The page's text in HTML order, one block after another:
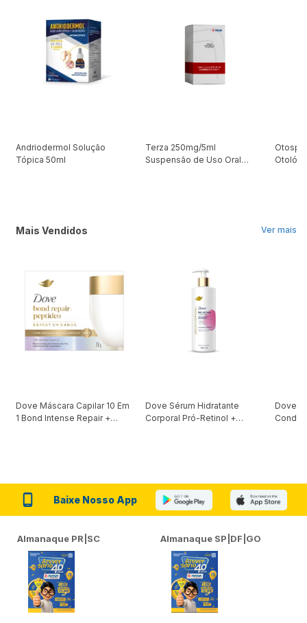
Andriodermol Solução
Tópica 50ml
Terza 250mg/5ml
Suspensão de Uso Oral
Ver mais
Mais Vendidos
Dove Máscara Capilar 10 Em
1 Bond Intense Repair +
Dove Sérum Hidratante
Corporal Pró-Retinol +
Dove
Baixe Nosso App
Almanaque PR|SC Almanaque SP|DF|GO